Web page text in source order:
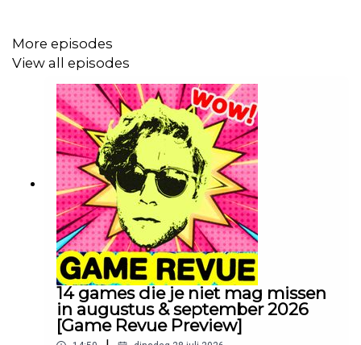
Steam Deck gedoe (00:22:00)
Xcom Chimera Squad / Steam Deck gedoe (00:24:30)
Lorelei and the Laser Eyes (00:27:30)
Avowed (00:30:55)
Blue Prince (00:36:30)
Ruffy and the Riverside (00:40:00)
Wheel World (00:43:00)
petje.af/devideogameshow
More episodes
View all episodes
14 games die je niet mag missen
in augustus & september 2026
[Game Revue Preview]